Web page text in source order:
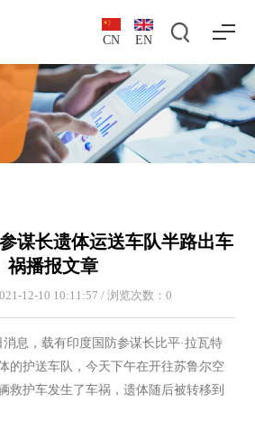
CN EN
谋长遗体运送车队半路出车
祸播报文章
12-10 10:11:57 / 浏览次数： 0
息，载有印度国防参谋长比平·拉瓦特
的护送车队，今天下午在开往苏鲁尔空
救护车发生了车祸，遗体随后被转移到